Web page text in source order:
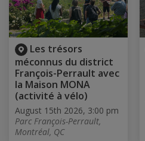
Les trésors
méconnus du district
François-Perrault avec
la Maison MONA
(activité à vélo)
August 15th 2026, 3:00 pm
Parc François-Perrault,
Montréal, QC